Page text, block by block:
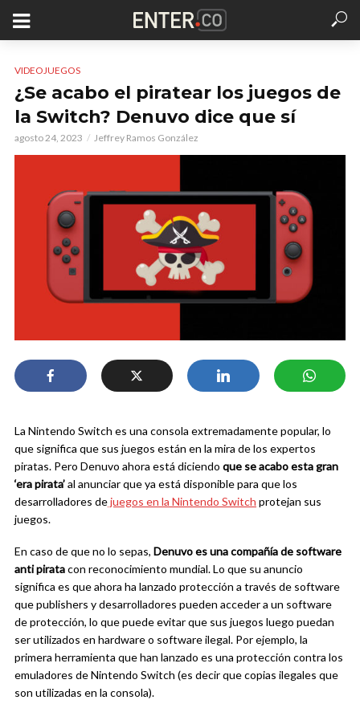
VIDEOJUEGOS
¿Se acabo el piratear los juegos de
la Switch? Denuvo dice que sí
agosto 24, 2023 Jeffrey Ramos González
La Nintendo Switch es una consola extremadamente popular, lo
que significa que sus juegos están en la mira de los expertos
piratas. Pero Denuvo ahora está diciendo que se acabo esta gran
‘era pirata’al anunciar que ya está disponible para que los
desarrolladores dejuegos en la Nintendo Switch protejan sus
juegos.
En caso de que no lo sepas, Denuvo es una compañía de software
anti piratacon reconocimiento mundial. Lo que su anuncio
significa es que ahora ha lanzado protección a través de software
que publishers y desarrolladores pueden acceder a un software
de protección, lo que puede evitar que sus juegos luego puedan
ser utilizados en hardware o software ilegal. Por ejemplo, la
primera herramienta que han lanzado es una protección contra los
emuladores de Nintendo Switch (es decir que copias ilegales que
son utilizadas en la consola).